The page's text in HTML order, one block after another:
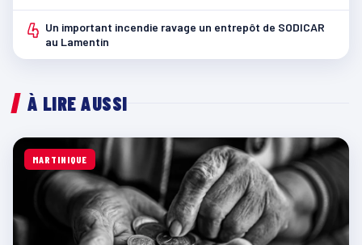
4 Un important incendie ravage un entrepôt de SODICAR
au Lamentin
À LIRE AUSSI
MARTINIQUE